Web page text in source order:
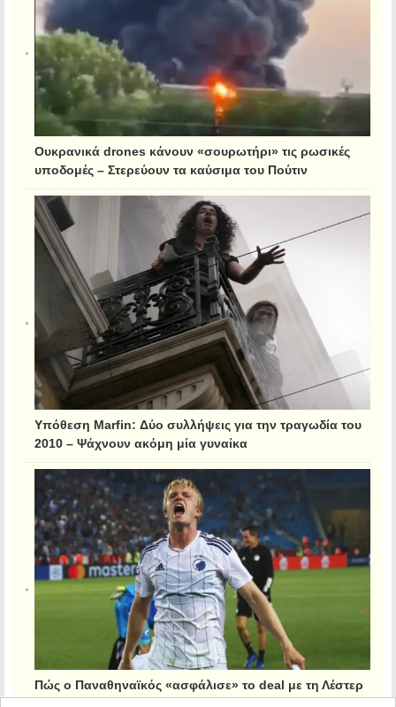
Ουκρανικά drones κάνουν «σουρωτήρι» τις ρωσικές
υποδομές – Στερεύουν τα καύσιμα του Πούτιν
Υπόθεση Marfin: Δύο συλλήψεις για την τραγωδία του
2010 – Ψάχνουν ακόμη μία γυναίκα
Πώς ο Παναθηναϊκός «ασφάλισε» το deal με τη Λέστερ